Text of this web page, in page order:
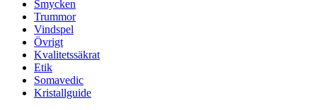
Smycken
Trummor
Vindspel
Övrigt
Kvalitetssäkrat
Etik
Somavedic
Kristallguide